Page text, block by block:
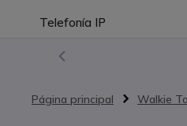
Telefonía IP
Página principal Walkie